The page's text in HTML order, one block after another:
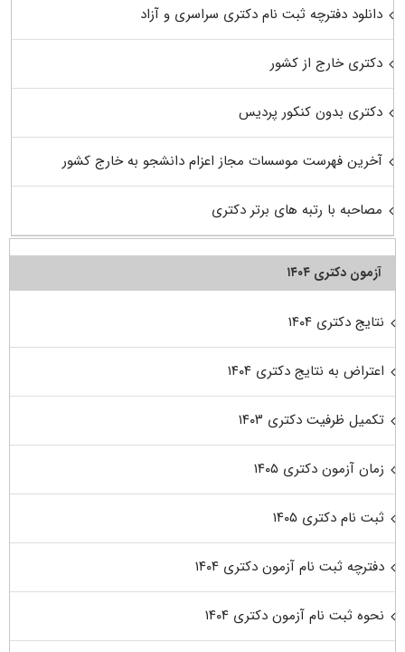
دانلود دفترچه ثبت نام دکتری سراسری و آزاد
دکتری خارج از کشور
دکتری بدون کنکور پردیس
آخرین فهرست موسسات مجاز اعزام دانشجو به خارج کشور
مصاحبه با رتبه های برتر دکتری
آزمون دکتری ۱۴۰۴
نتایج دکتری ۱۴۰۴
اعتراض به نتایج دکتری ۱۴۰۴
تکمیل ظرفیت دکتری ۱۴۰۳
زمان آزمون دکتری ۱۴۰۵
ثبت نام دکتری ۱۴۰۵
دفترچه ثبت نام آزمون دکتری ۱۴۰۴
نحوه ثبت نام آزمون دکتری ۱۴۰۴